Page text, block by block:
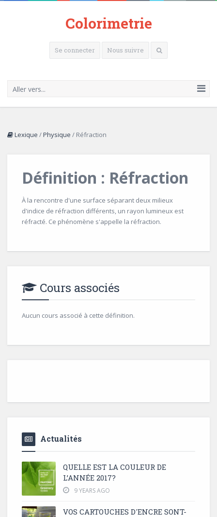
Colorimetrie
Se connecter Nous suivre
Aller vers...
Lexique /Physique / Réfraction
Définition : Réfraction
À la rencontre d'une surface séparant deux milieux
d'indice de réfraction différents, un rayon lumineux est
réfracté. Ce phénomène s'appelle la réfraction.
Cours associés
Aucun cours associé à cette définition.
Actualités
QUELLE EST LA COULEUR DE
L’ANNÉE 2017?
9 YEARS AGO
VOS CARTOUCHES D'ENCRE SONT-